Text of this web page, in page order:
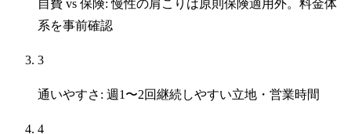
自費 vs 保険: 慢性の肩こりは原則保険適用外。料金体
系を事前確認
3
通いやすさ: 週1〜2回継続しやすい立地・営業時間
4